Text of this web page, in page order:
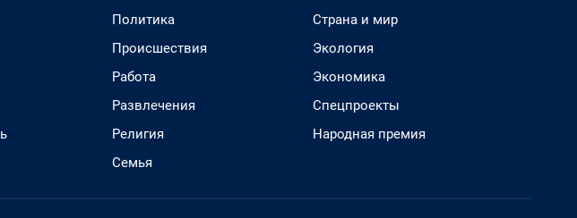
Политика
Происшествия
Работа
Развлечения
Религия
Семья
Страна и мир
Экология
Экономика
Спецпроекты
Народная премия